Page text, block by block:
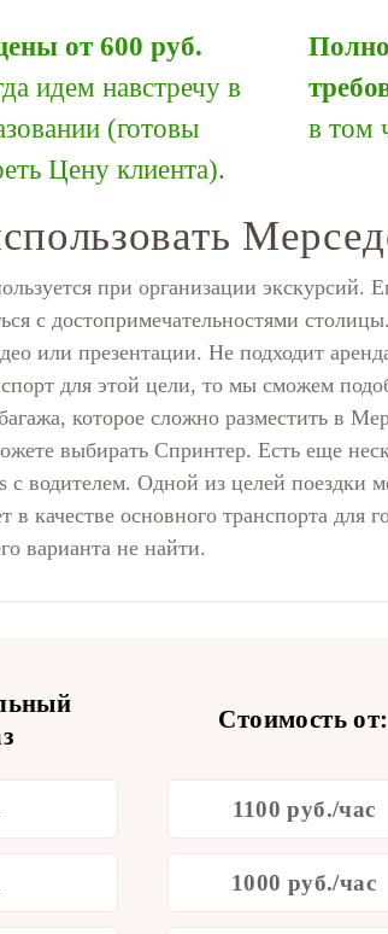
от 600 руб.
идем навстречу в
(готовы
Цену клиента).
в том
при организации экскурсий.
с достопримечательностями
или презентации. Не подходит
для этой цели, то мы сможем
которое сложно разместить в
выбирать Спринтер. Есть еще
с водителем. Одной из целей поездки
качестве основного транспорта для
варианта не найти.
Стоимость от:
1100 руб./час
1000 руб./час